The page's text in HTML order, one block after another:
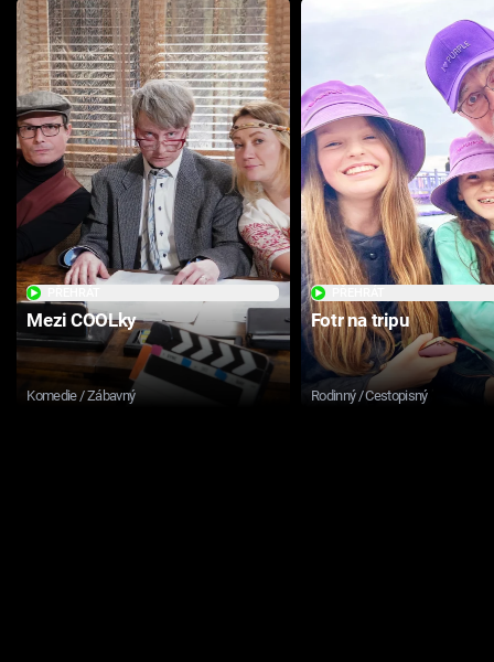
Mezi COOLky
Komedie / Zábavný
Fotr na tripu
Rodinný / Cestopisný